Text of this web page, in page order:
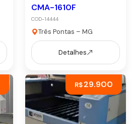
CMA-1610F
COD-14444
Três Pontas – MG
Detalhes
R$29.900